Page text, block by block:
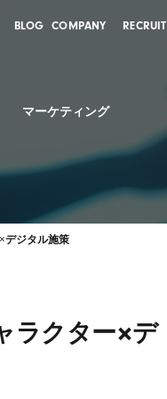
BLOG COMPANY RECRUIT
マーケティング
デジタル施策
ラクター×デ